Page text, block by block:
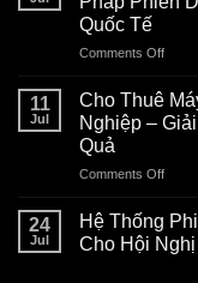
Dụng
Của
Đời
Sống
Hiện
Quốc Tế
Comments Off
Thuê
Máy
Nam
–
Giải
11
Jul
Cho Thuê
Nghiệp –
Quả
Comments Off
Thuê
Máy
Phiên
24
Jul
Hệ Thống
Cho Hội